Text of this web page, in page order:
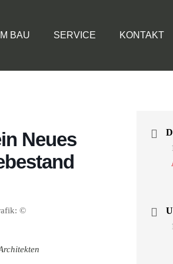
BAU SERVICE KONTAKT
Neues